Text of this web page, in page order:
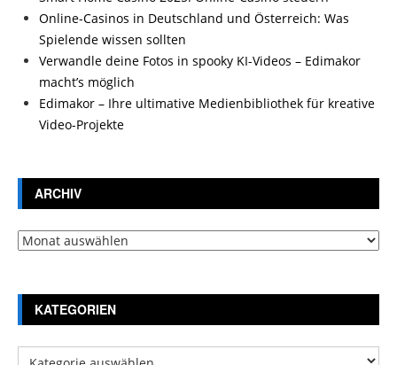
Online-Casinos in Deutschland und Österreich: Was
Spielende wissen sollten
Verwandle deine Fotos in spooky KI-Videos – Edimakor
macht’s möglich
Edimakor – Ihre ultimative Medienbibliothek für kreative
Video-Projekte
ARCHIV
Archiv
KATEGORIEN
Kategorien